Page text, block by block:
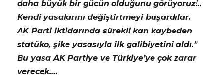
daha büyük bir gücün olduğunu görüyoruz!..
Kendi yasalarını değiştirtmeyi başardılar.
AK Parti iktidarında sürekli kan kaybeden
statüko, şike yasasıyla ilk galibiyetini aldı.”
Bu yasa AK Partiye ve Türkiye’ye çok zarar
verecek….